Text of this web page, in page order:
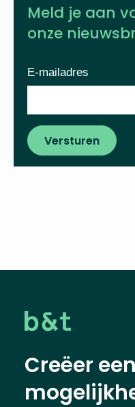
Meld je aan
onze
E-mailadres
Versturen
Creëer